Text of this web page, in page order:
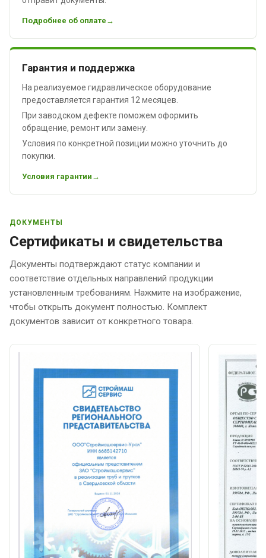
Подробнее об оплате
Гарантия и поддержка
На реализуемое гидравлическое оборудование
предоставляется гарантия 12 месяцев.
При заводском дефекте поможем оформить
обращение, ремонт или замену.
Условия по конкретной позиции можно уточнить до
покупки.
Условия гарантии
ДОКУМЕНТЫ
Сертификаты и свидетельства
Документы подтверждают статус компании и
соответствие отдельных направлений продукции
установленным требованиям. Нажмите на изображение,
чтобы открыть документ полностью. Комплект
документов зависит от конкретного товара.